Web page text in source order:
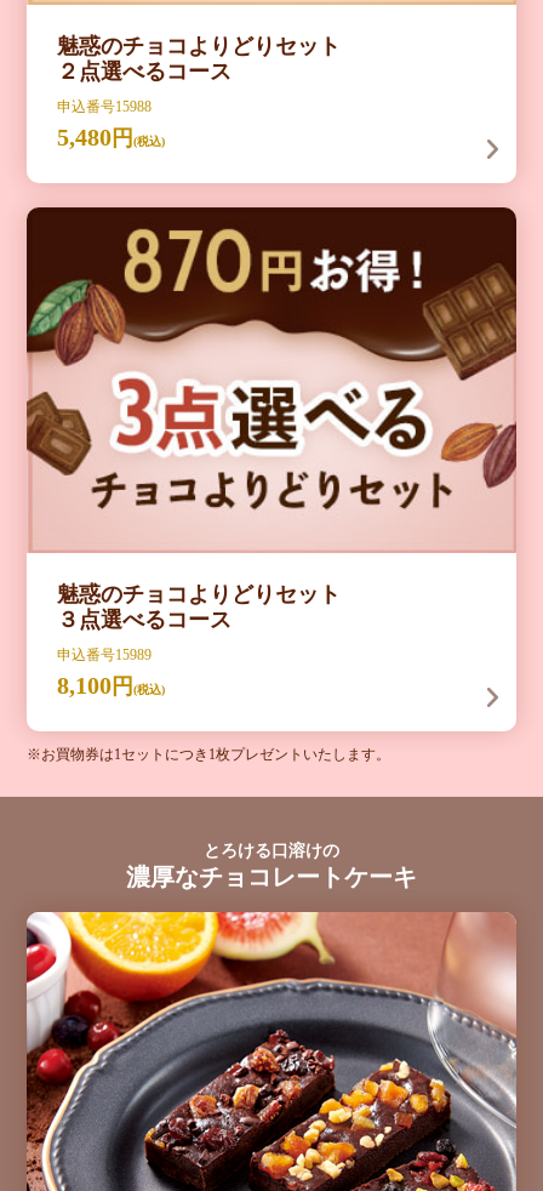
魅惑のチョコよりどりセット
２点選べるコース
申込番号15988
5,480円 (税込)
魅惑のチョコよりどりセット
３点選べるコース
申込番号15989
8,100円 (税込)
※お買物券は1セットにつき1枚プレゼントいたします。
とろける口溶けの
濃厚なチョコレートケーキ